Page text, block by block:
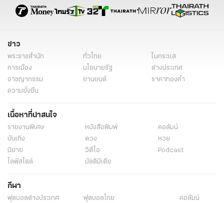
ข่าว
พระราชสำนัก ทั่วไทย
ในกระแส
การเมือง
นโยบายรัฐ
ต่างประเทศ
อาชญากรรม
ยานยนต์
ราคาทองคำ
ความยั่งยืน
เนื้อหาที่น่าสนใจ
รายงานพิเศษ หนังสือพิมพ์
คอลัมน์
บันเทิง
ดวง
หวย
นิยาย
วิดีโอ
Podcast
ไลฟ์สไตล์
มัลติมีเดีย
กีฬา
ฟุตบอลต่่างประเทศ ฟุตบอลไทย
คอลัมน์